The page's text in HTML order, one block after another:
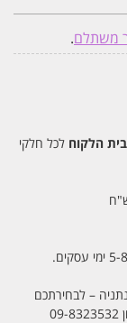
משתלם.
הלקוח לכל חלקי